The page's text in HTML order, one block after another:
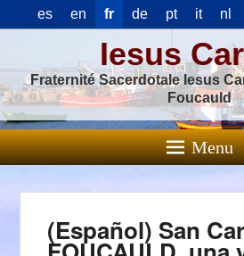
es en fr de pt it nl
Iesus
Fraternité Sacerdotale Iesus
Foucauld
Menu
(Español) San